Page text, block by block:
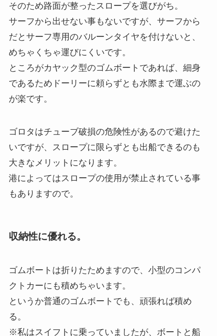
そのため路面が整ったスロープを選びがち。
サーフから出せない事もないですが、サーフから
だとサーフ専用のバルーンタイヤを付けないと、
めちゃくちゃ運びにくいです。
ところがカヤック型のゴムボートであれば、細身
であるためドーリーに頼らずとも水際まで運ぶの
が楽です。
ゴロタはチューブ破損の危険性があるので避けた
いですが、スロープに限らずとも出船できるのも
大きなメリットになります。
港によってはスロープの使用が禁止されている事
もありますので。
収納性に優れる。
ゴムボートは折りたためますので、小型のコンパ
クトカーにも積めちゃいます。
というか普通のゴムボートでも、頑張れば積め
る。
※私はスイフトに乗っていましたが、ボートと船